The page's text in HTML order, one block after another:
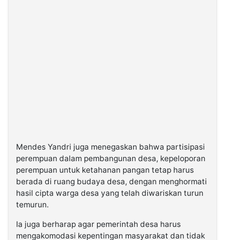
Mendes Yandri juga menegaskan bahwa partisipasi
perempuan dalam pembangunan desa, kepeloporan
perempuan untuk ketahanan pangan tetap harus
berada di ruang budaya desa, dengan menghormati
hasil cipta warga desa yang telah diwariskan turun
temurun.
Ia juga berharap agar pemerintah desa harus
mengakomodasi kepentingan masyarakat dan tidak